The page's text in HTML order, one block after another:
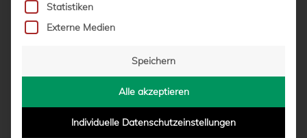
MARC LORENZ BLEIBT KAPITÄN DES SC
vonMarcel Weskamp|02.08.2023 - 18:25
Statistiken
Externe Medien
Speichern
Alle akzeptieren
Individuelle Datenschutzeinstellungen